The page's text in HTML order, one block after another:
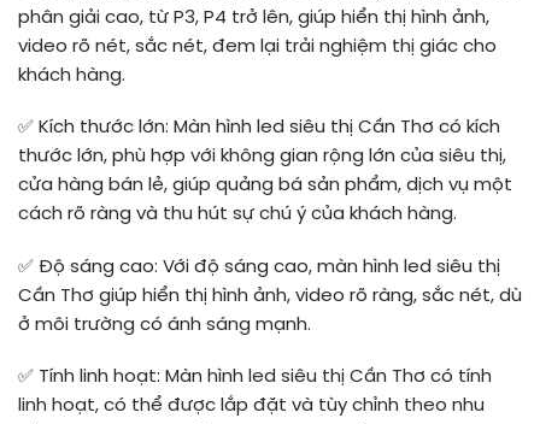
phân giải cao, từ P3, P4 trở lên, giúp hiển thị hình ảnh,
video rõ nét, sắc nét, đem lại trải nghiệm thị giác cho
khách hàng.
✅ Kích thước lớn: Màn hình led siêu thị Cần Thơ có kích
thước lớn, phù hợp với không gian rộng lớn của siêu thị,
cửa hàng bán lẻ, giúp quảng bá sản phẩm, dịch vụ một
cách rõ ràng và thu hút sự chú ý của khách hàng.
✅ Độ sáng cao: Với độ sáng cao, màn hình led siêu thị
Cần Thơ giúp hiển thị hình ảnh, video rõ ràng, sắc nét, dù
ở môi trường có ánh sáng mạnh.
✅ Tính linh hoạt: Màn hình led siêu thị Cần Thơ có tính
linh hoạt, có thể được lắp đặt và tùy chỉnh theo nhu